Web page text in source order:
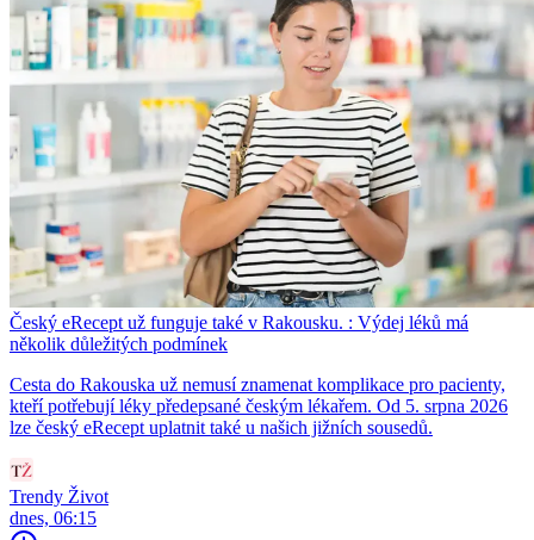
Český eRecept už funguje také v Rakousku. : Výdej léků má
několik důležitých podmínek
Cesta do Rakouska už nemusí znamenat komplikace pro pacienty,
kteří potřebují léky předepsané českým lékařem. Od 5. srpna 2026
lze český eRecept uplatnit také u našich jižních sousedů.
Trendy Život
dnes, 06:15